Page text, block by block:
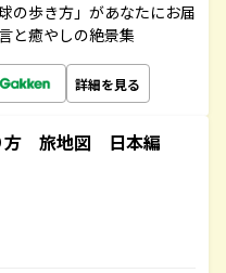
の歩き方」があなたにお届
と癒やしの絶景集
詳細を見る
方 旅地図 日本編